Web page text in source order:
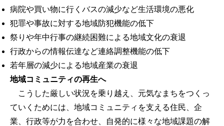
病院や買い物に行くバスの減少など生活環境の悪化
犯罪や事故に対する地域防犯機能の低下
祭りや年中行事の継続困難による地域文化の衰退
行政からの情報伝達など連絡調整機能の低下
若年層の減少による地域産業の衰退
地域コミュニティの再生へ
こうした厳しい状況を乗り越え、元気なまちをつくっ
ていくためには、地域コミュニティを支える住民、企
業、行政等が力を合わせ、自発的に様々な地域課題の解